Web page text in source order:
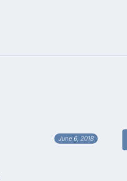
June 6, 2018